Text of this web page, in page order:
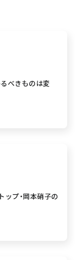
べきものは変
プ・岡本硝子の